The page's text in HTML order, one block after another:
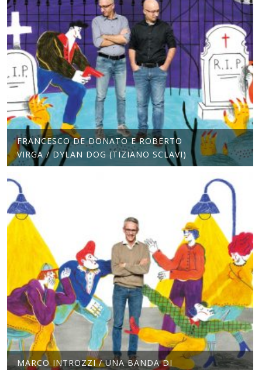
FRANCESCO DE DONATO E ROBERTO
VIRGA / DYLAN DOG (TIZIANO SCLAVI)
MARCO INTROZZI / UNA BANDA DI